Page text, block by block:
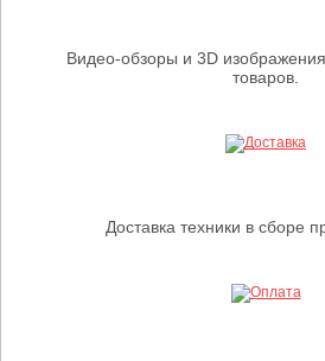
Видео-обзоры и 3D
товаров.
Доставка техники в сборе